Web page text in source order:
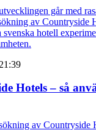
Hotels – så
av Countryside